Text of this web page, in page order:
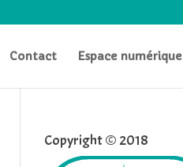
Contact Espace numérique
Copyright © 2018